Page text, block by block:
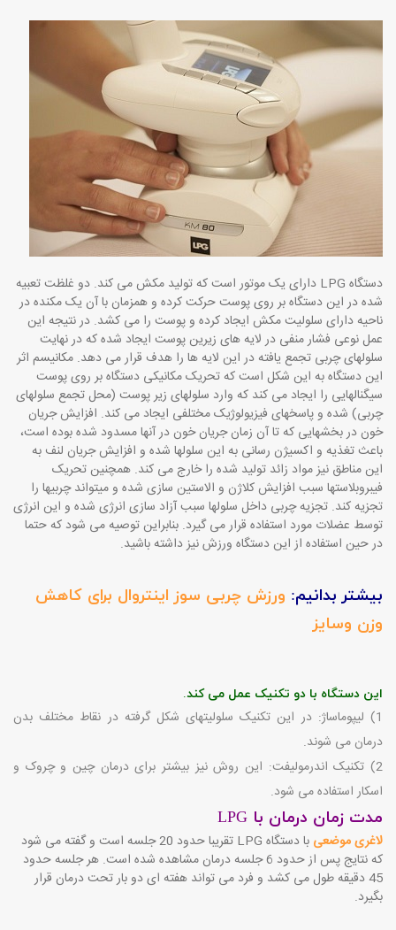
دستگاه LPG دارای یک موتور است که تولید مکش می­ کند. دو غلظت تعبیه
شده در این دستگاه بر روی پوست حرکت کرده و همزمان با آن یک مکنده در
ناحیه دارای سلولیت مکش ایجاد کرده و پوست را می­ کشد. در نتیجه این
عمل نوعی فشار منفی در لایه های زیرین پوست ایجاد شده که در نهایت
سلولهای چربی تجمع یافته در این لایه ها را هدف قرار می­ دهد. مکانیسم اثر
این دستگاه به این شکل است که تحریک مکانیکی دستگاه بر روی پوست
سیگنالهایی را ایجاد می­ کند که وارد سلولهای زیر پوست (محل تجمع سلولهای
چربی) شده و پاسخهای فیزیولوژیک مختلفی ایجاد می­ کند. افزایش جریان
خون در بخشهایی که تا آن زمان جریان خون در آنها مسدود شده بوده است،
باعث تغذیه و اکسیژن رسانی به این سلولها شده و افزایش جریان لنف به
این مناطق نیز مواد زائد تولید شده را خارج می ­کند. همچنین تحریک
فیبروبلاستها سبب افزایش کلاژن و الاستین سازی شده و می­تواند چربیها را
تجزیه کند. تجزیه چربی داخل سلولها سبب آزاد سازی انرژی شده و این انرژی
توسط عضلات مورد استفاده قرار می­ گیرد. بنابراین توصیه می ­شود که حتما
در حین استفاده از این دستگاه ورزش نیز داشته باشید.
بیشتر بدانیم: ورزش چربی سوز اینتروال برای کاهش
وزن وسایز
این دستگاه با دو تکنیک عمل می­ کند.
1) لیپوماساژ: در این تکنیک سلولیتهای شکل گرفته در نقاط مختلف بدن
درمان می شوند.
2) تکنیک اندرمولیفت: این روش نیز بیشتر برای درمان چین و چروک و
اسکار استفاده می­ شود.
مدت زمان درمان با LPG
لاغری موضعی
با دستگاه LPG تقریبا حدود 20 جلسه است و گفته می شود
که نتایج پس از حدود 6 جلسه درمان مشاهده شده است. هر جلسه حدود
45 دقیقه طول می ­کشد و فرد می تواند هفته ای دو بار تحت درمان قرار
بگیرد.